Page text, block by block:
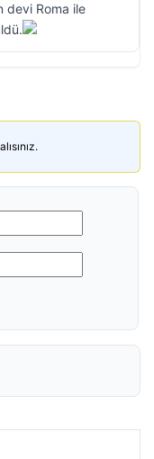
devi Roma ile